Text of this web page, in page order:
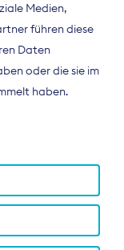
und
Medien,
führen diese
Daten
oder die sie im
haben.